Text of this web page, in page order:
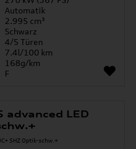
Automatik
2.995 cm³
Schwarz
4/5 Türen
7.4l/100 km
168g/km
F
LED